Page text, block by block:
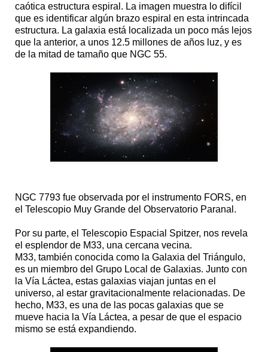
caótica estructura espiral. La imagen muestra lo difícil
que es identificar algún brazo espiral en esta intrincada
estructura. La galaxia está localizada un poco más lejos
que la anterior, a unos 12.5 millones de años luz, y es
de la mitad de tamaño que NGC 55.
NGC 7793 fue observada por el instrumento FORS, en
el Telescopio Muy Grande del Observatorio Paranal.
Por su parte, el Telescopio Espacial Spitzer, nos revela
el esplendor de M33, una cercana vecina.
M33, también conocida como la Galaxia del Triángulo,
es un miembro del Grupo Local de Galaxias. Junto con
la Vía Láctea, estas galaxias viajan juntas en el
universo, al estar gravitacionalmente relacionadas. De
hecho, M33, es una de las pocas galaxias que se
mueve hacia la Vía Láctea, a pesar de que el espacio
mismo se está expandiendo.